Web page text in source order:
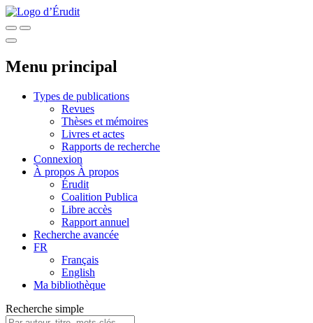
Menu principal
Types de publications
Revues
Thèses et mémoires
Livres et actes
Rapports de recherche
Connexion
À propos À propos
Érudit
Coalition Publica
Libre accès
Rapport annuel
Recherche avancée
FR
Français
English
Ma bibliothèque
Recherche simple